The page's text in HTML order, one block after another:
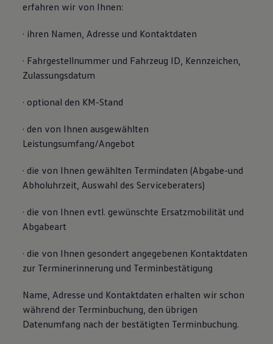
erfahren wir von Ihnen:
· ihren Namen, Adresse und Kontaktdaten
· Fahrgestellnummer und Fahrzeug ID, Kennzeichen,
Zulassungsdatum
· optional den KM-Stand
· den von Ihnen ausgewählten
Leistungsumfang/Angebot
· die von Ihnen gewählten Termindaten (Abgabe-und
Abholuhrzeit, Auswahl des Serviceberaters)
· die von Ihnen evtl. gewünschte Ersatzmobilität und
Abgabeart
· die von Ihnen gesondert angegebenen Kontaktdaten
zur Terminerinnerung und Terminbestätigung
Name, Adresse und Kontaktdaten erhalten wir schon
während der Terminbuchung, den übrigen
Datenumfang nach der bestätigten Terminbuchung.